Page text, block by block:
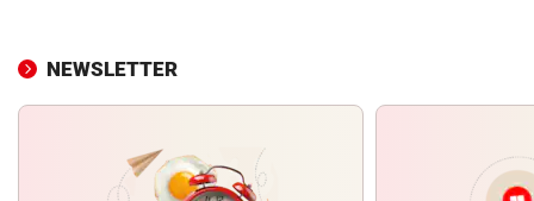
NEWSLETTER